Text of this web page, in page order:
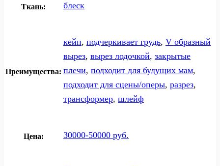
Ткань: блеск
Преимущества:
кейп, подчеркивает грудь, V образный
вырез, вырез лодочкой, закрытые
плечи, подходит для будущих мам,
подходит для сцены/оперы, разрез,
трансформер, шлейф
Цена: 30000-50000 руб.